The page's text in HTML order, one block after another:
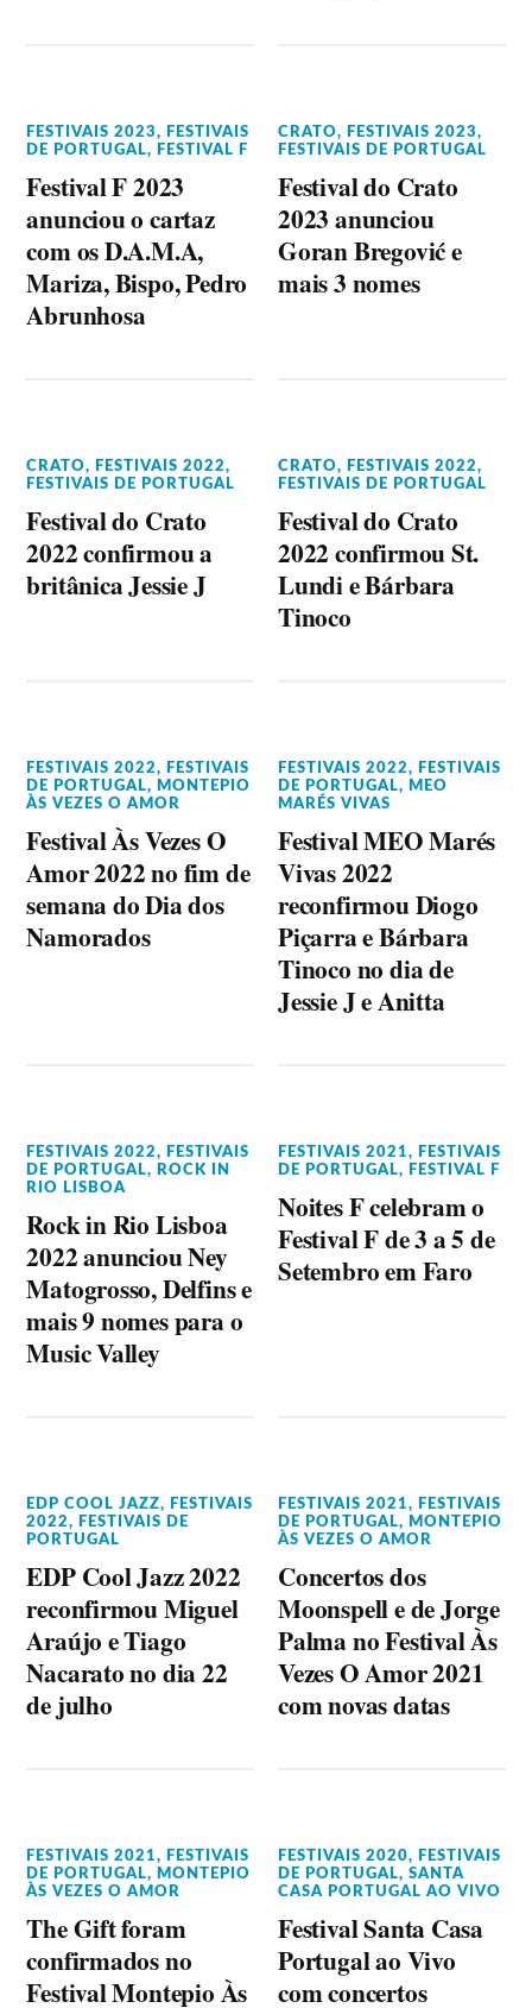
FESTIVAIS 2023,
FESTIVAIS
DE PORTUGAL, FESTIVAL F
Festival F 2023
anunciou o cartaz
com os D.A.M.A,
Mariza, Bispo, Pedro
Abrunhosa
CRATO, FESTIVAIS 2023,
FESTIVAIS DE PORTUGAL
Festival do Crato
2023 anunciou
Goran Bregović e
mais 3 nomes
CRATO, FESTIVAIS 2022,
FESTIVAIS DE PORTUGAL
Festival do Crato
2022 confirmou a
britânica Jessie J
CRATO, FESTIVAIS 2022,
FESTIVAIS DE PORTUGAL
Festival do Crato
2022 confirmou St.
Lundi e Bárbara
Tinoco
FESTIVAIS 2022,
FESTIVAIS
DE PORTUGAL, MONTEPIO
ÀS VEZES O AMOR
Festival Às Vezes O
Amor 2022 no fim de
semana do Dia dos
Namorados
FESTIVAIS 2022,
FESTIVAIS
DE PORTUGAL, MEO
MARÉS VIVAS
Festival MEO Marés
Vivas 2022
reconfirmou Diogo
Piçarra e Bárbara
Tinoco no dia de
Jessie J e Anitta
FESTIVAIS 2022,
FESTIVAIS
DE PORTUGAL,
ROCK IN
RIO LISBOA
Rock in Rio Lisboa
2022 anunciou Ney
Matogrosso, Delfins e
mais 9 nomes para o
Music Valley
FESTIVAIS 2021,
FESTIVAIS
DE PORTUGAL, FESTIVAL F
Noites F celebram o
Festival F de 3 a 5 de
Setembro em Faro
EDP COOL JAZZ,
FESTIVAIS
2022,
FESTIVAIS DE
PORTUGAL
EDP Cool Jazz 2022
reconfirmou Miguel
Araújo e Tiago
Nacarato no dia 22
de julho
FESTIVAIS 2021,
FESTIVAIS
DE PORTUGAL, MONTEPIO
ÀS VEZES O AMOR
Concertos dos
Moonspell e de Jorge
Palma no Festival Às
Vezes O Amor 2021
com novas datas
FESTIVAIS 2021,
FESTIVAIS
DE PORTUGAL, MONTEPIO
ÀS VEZES O AMOR
The Gift foram
confirmados no
Festival Montepio Às
FESTIVAIS 2020,
FESTIVAIS
DE PORTUGAL,SANTA
CASA PORTUGAL AO VIVO
Festival Santa Casa
Portugal ao Vivo
com concertos